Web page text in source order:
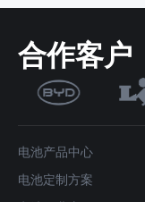
合作客户
电池产品中心
电池定制方案